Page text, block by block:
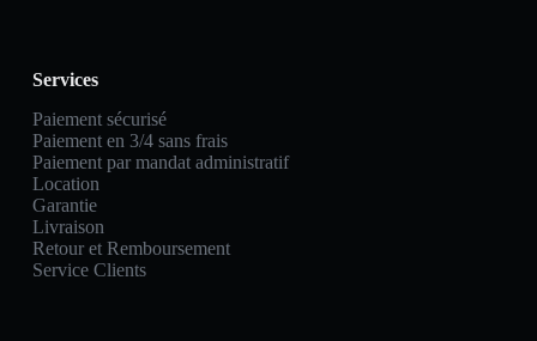
Services
Paiement sécurisé
Paiement en 3/4 sans frais
Paiement par mandat administratif
Location
Garantie
Livraison
Retour et Remboursement
Service Clients